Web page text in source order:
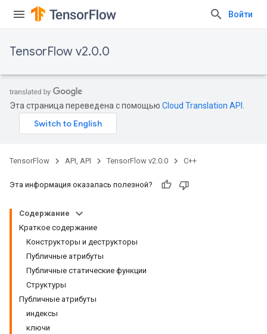
Войти
TensorFlow v2.0.0
Эта страница переведена с помощью Cloud Translation API
TensorFlow API, API TensorFlow v2.0.0 C++
Эта информация оказалась полезной?
Содержание
Краткое содержание
Конструкторы и деструкторы
Публичные атрибуты
Публичные статические функции
Структуры
Публичные атрибуты
индексы
ключи